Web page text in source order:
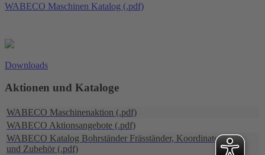
WABECO Maschinen Katalog (.pdf)
Downloads
Aktionen und Kataloge
WABECO Maschinenaktion (.pdf)
WABECO Aktionsangebote (.pdf)
WABECO Katalog Bohrständer Fräsständer, Koordinatentische
und Zubehör (.pdf)